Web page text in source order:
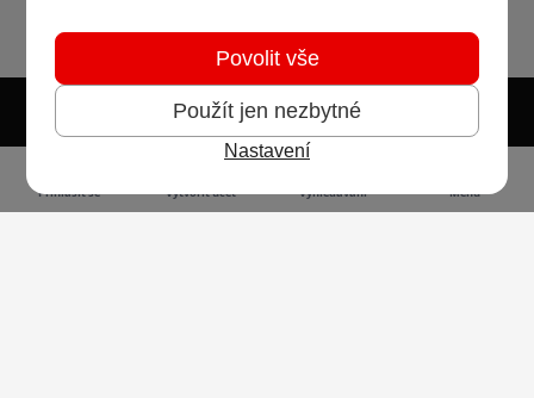
Světlý režim Předvolba systému
Přihlásit se Vytvořit účet Vyhledávání Menu
Použít jen nezbytné
Povolit vše
Nastavení